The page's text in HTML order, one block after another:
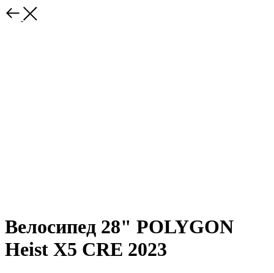
Велосипед 28" POLYGON
Heist X5 CRE 2023